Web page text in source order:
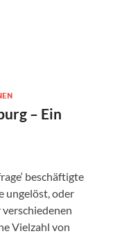
– Ein
beschäftigte
ungelöst, oder
Vielzahl von